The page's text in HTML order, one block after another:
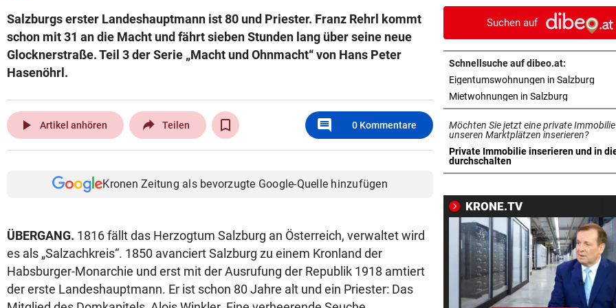
Salzburgs erster Landeshauptmann ist 80 und Priester. Franz Rehrl kommt
schon mit 31 an die Macht und fährt sieben Stunden lang über seine neue
Glocknerstraße. Teil 3 der Serie „Macht und Ohnmacht“ von Hans Peter
Hasenöhrl.
play_arrow Artikel anhören Teilen comment 0 Kommentare
Kronen Zeitung als bevorzugte Google-Quelle hinzufügen
ÜBERGANG. 1816 fällt das Herzogtum Salzburg an Österreich, verwaltet wird
es als „Salzachkreis“. 1850 avanciert Salzburg zu einem Kronland der
Habsburger-Monarchie und erst mit der Ausrufung der Republik 1918 amtiert
der erste Landeshauptmann. Er ist schon 80 Jahre alt und ein Priester: Das
beliebtesten Mozart-Opern
NÄCHTLICHE RETTUNG vor
Bergsteiger (38) verirrte
Hochkönig
BLITZEINSCHLÄGE
Waldbrände forderten
Feuerwehren
SOMALIER VERURTEILT
Überfuhrsteg: Haft!
WIEDERAUFNAHME vor 9
„Il viaggio a Reims“-
Stammtisch-Flair
34 IN WIEN HEUER vor
Suchen auf
Schnellsuche auf dibeo.at:
Eigentumswohnungen in Salzburg
Mietwohnungen in Salzburg
Möchten Sie jetzt eine private
unseren Marktplätzen inserieren?
Private Immobilie inserieren und in
durchschalten
in neuem Tab öffnen
KRONE.TV